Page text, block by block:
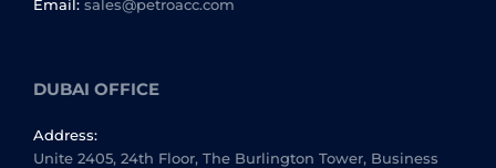
Email: sales@petroacc.com
DUBAI OFFICE
Address:
Unite 2405, 24th Floor, The Burlington Tower, Business